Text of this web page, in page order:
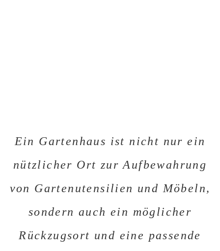
Ein Gartenhaus ist nicht nur ein
nützlicher Ort zur Aufbewahrung
von Gartenutensilien und Möbeln,
sondern auch ein möglicher
Rückzugsort und eine passende